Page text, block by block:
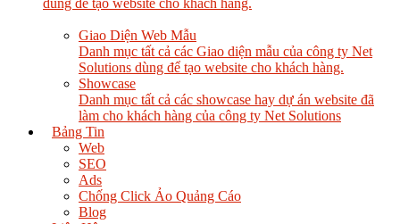
dùng để tạo website cho khách hàng.
Giao Diện Web Mẫu
Danh mục tất cả các Giao diện mẫu của công ty Net
Solutions dùng để tạo website cho khách hàng.
Showcase
Danh mục tất cả các showcase hay dự án website đã
làm cho khách hàng của công ty Net Solutions
Bảng Tin
Web
SEO
Ads
Chống Click Ảo Quảng Cáo
Blog